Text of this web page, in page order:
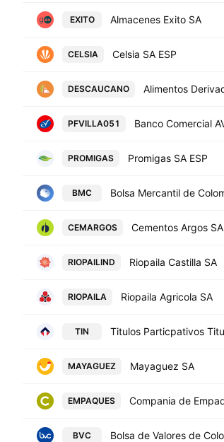
EXITO Almacenes Exito SA
CELSIA Celsia SA ESP
DESCAUCANO
PFVILLA051
PROMIGAS Promigas SA ESP
BMC
CEMARGOS Cementos Argos SA
RIOPAILIND Riopaila Castilla SA
RIOPAILA Riopaila Agricola SA
TIN
MAYAGUEZ Mayaguez SA
EMPAQUES
BVC